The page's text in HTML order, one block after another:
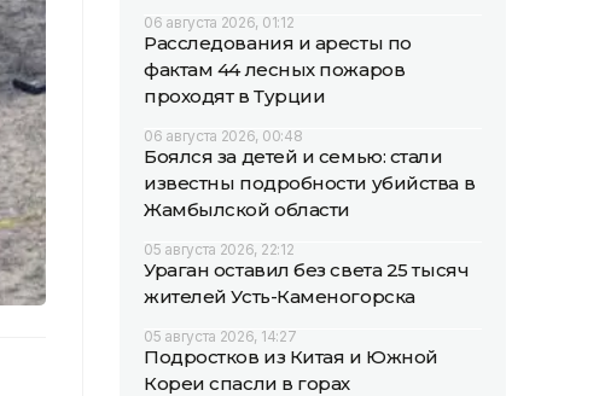
06 августа 2026, 01:12
Расследования и аресты по
фактам 44 лесных пожаров
проходят в Турции
06 августа 2026, 00:48
Боялся за детей и семью: стали
известны подробности убийства в
Жамбылской области
05 августа 2026, 22:12
Ураган оставил без света 25 тысяч
жителей Усть-Каменогорска
05 августа 2026, 14:27
Подростков из Китая и Южной
Кореи спасли в горах